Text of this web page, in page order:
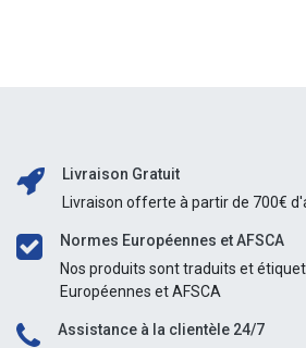
Livraison Gratuit
Livraison offerte à partir de 700€
Normes Européennes et AFSCA
Nos produits sont traduits et
Européennes et AFSCA
Assistance à la clientèle 24/7